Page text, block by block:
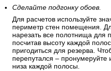
Сделайте подгонку обоев.
Для расчетов используйте
периметр стен помещения.
нарезать все полотнища
посчитав высоту каждой
пригодиться для резерва.
перепутался – пронумеруйте
низа каждой полосы.